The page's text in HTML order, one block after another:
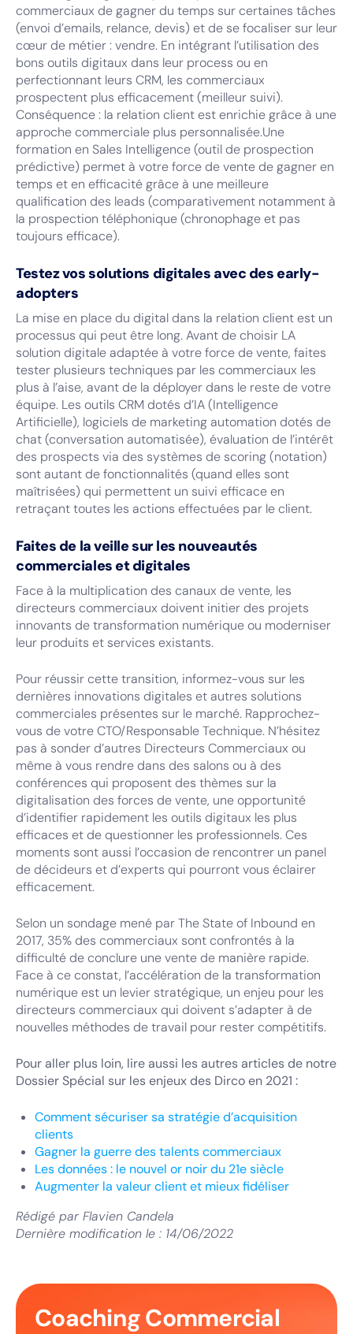
commerciaux de gagner du temps sur certaines tâches
(envoi d’emails, relance, devis) et de se focaliser sur leur
cœur de métier : vendre. En intégrant l’utilisation des
bons outils digitaux dans leur process ou en
perfectionnant leurs CRM, les commerciaux
prospectent plus efficacement (meilleur suivi).
Conséquence : la relation client est enrichie grâce à une
approche commerciale plus personnalisée.Une
formation en Sales Intelligence (outil de prospection
prédictive) permet à votre force de vente de gagner en
temps et en efficacité grâce à une meilleure
qualification des leads (comparativement notamment à
la prospection téléphonique (chronophage et pas
toujours efficace).
Testez vos solutions digitales avec des early-
adopters
La mise en place du digital dans la relation client est un
processus qui peut être long. Avant de choisir LA
solution digitale adaptée à votre force de vente, faites
tester plusieurs techniques par les commerciaux les
plus à l’aise, avant de la déployer dans le reste de votre
équipe. Les outils CRM dotés d’IA (Intelligence
Artificielle), logiciels de marketing automation dotés de
chat (conversation automatisée), évaluation de l’intérêt
des prospects via des systèmes de scoring (notation)
sont autant de fonctionnalités (quand elles sont
maîtrisées) qui permettent un suivi efficace en
retraçant toutes les actions effectuées par le client.
Faites de la veille sur les nouveautés
commerciales et digitales
Face à la multiplication des canaux de vente, les
directeurs commerciaux doivent initier des projets
innovants de transformation numérique ou moderniser
leur produits et services existants.
Pour réussir cette transition, informez-vous sur les
dernières innovations digitales et autres solutions
commerciales présentes sur le marché. Rapprochez-
vous de votre CTO/Responsable Technique. N’hésitez
pas à sonder d’autres Directeurs Commerciaux ou
même à vous rendre dans des salons ou à des
conférences qui proposent des thèmes sur la
digitalisation des forces de vente, une opportunité
d’identifier rapidement les outils digitaux les plus
efficaces et de questionner les professionnels. Ces
moments sont aussi l’occasion de rencontrer un panel
de décideurs et d’experts qui pourront vous éclairer
efficacement.
Selon un sondage mené par The State of Inbound en
2017, 35% des commerciaux sont confrontés à la
difficulté de conclure une vente de manière rapide.
Face à ce constat, l’accélération de la transformation
numérique est un levier stratégique, un enjeu pour les
directeurs commerciaux qui doivent s’adapter à de
nouvelles méthodes de travail pour rester compétitifs.
Pour aller plus loin, lire aussi les autres articles de notre
Dossier Spécial sur les enjeux des Dirco en 2021 :
Comment sécuriser sa stratégie d’acquisition
clients
Gagner la guerre des talents commerciaux
Les données : le nouvel or noir du 21e siècle
Augmenter la valeur client et mieux fidéliser
Rédigé par Flavien Candela
Dernière modification le : 14/06/2022
Coaching Commercial